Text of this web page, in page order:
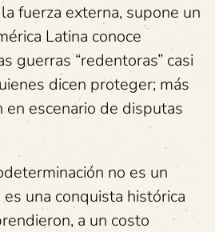
fuerza externa, supone un
Latina conoce
guerras “redentoras” casi
dicen proteger; más
escenario de disputas
no es un
una conquista histórica
a un costo